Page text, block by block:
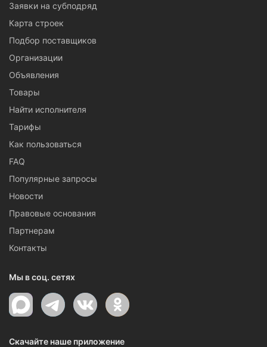
Заявки на субподряд
Карта строек
Подбор поставщиков
Организации
Объявления
Товары
Найти исполнителя
Тарифы
Как пользоваться
FAQ
Популярные запросы
Новости
Правовые основания
Партнерам
Контакты
Мы в соц. сетях
Скачайте наше приложение